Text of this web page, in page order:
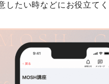
したい時などにお役立てく